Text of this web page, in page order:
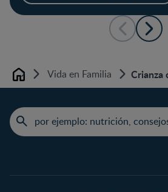
Home Vida en Familia Crianza